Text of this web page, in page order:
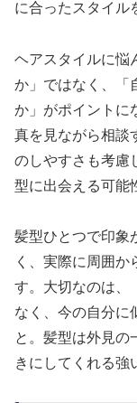
に合ったスタイル
ヘアスタイルに悩
か」ではなく、「
か」がポイントに
真を見ながら相談
のしやすさも考慮
型に出会える可能
髪型ひとつで印象
く、実際に周囲か
す。大切なのは、
なく、今の自分に
と。髪型は外見の
きにしてくれる強